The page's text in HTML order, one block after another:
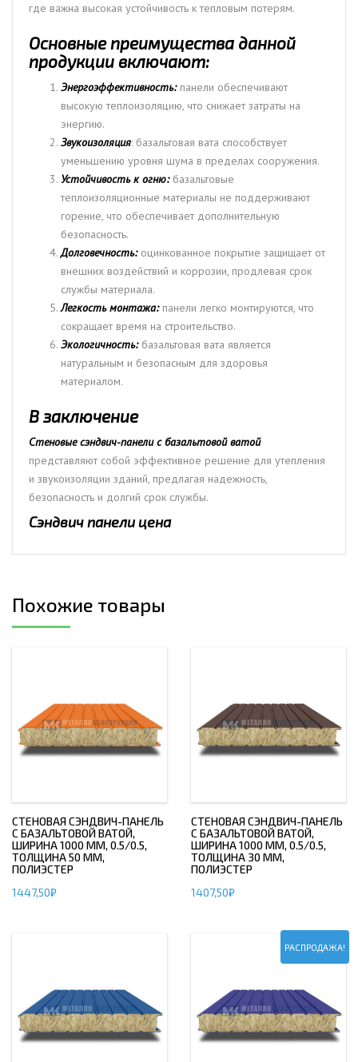
где важна высокая устойчивость к тепловым потерям.
Основные преимущества данной
продукции включают:
Энергоэффективность:панели обеспечивают
высокую теплоизоляцию, что снижает затраты на
энергию.
Звукоизоляция: базальтовая вата способствует
уменьшению уровня шума в пределах сооружения.
Устойчивость к огню:базальтовые
теплоизоляционные материалы не поддерживают
горение, что обеспечивает дополнительную
безопасность.
Долговечность:оцинкованное покрытие защищает от
внешних воздействий и коррозии, продлевая срок
службы материала.
Легкость монтажа:панели легко монтируются, что
сокращает время на строительство.
Экологичность:базальтовая вата является
натуральным и безопасным для здоровья
материалом.
В заключение
Стеновые сэндвич-панели с базальтовой ватой
представляют собой эффективное решение для утепления
и звукоизоляции зданий, предлагая надежность,
безопасность и долгий срок службы.
Сэндвич панели цена
Похожие товары
СТЕНОВАЯ СЭНДВИЧ-ПАНЕЛЬ
С БАЗАЛЬТОВОЙ ВАТОЙ,
ШИРИНА 1000 ММ, 0.5/0.5,
ТОЛЩИНА 50 ММ,
ПОЛИЭСТЕР
1447,50₽
СТЕНОВАЯ СЭНДВИЧ-ПАНЕЛЬ
С БАЗАЛЬТОВОЙ ВАТОЙ,
ШИРИНА 1000 ММ, 0.5/0.5,
ТОЛЩИНА 30 ММ,
ПОЛИЭСТЕР
1407,50₽
РАСПРОДАЖА!